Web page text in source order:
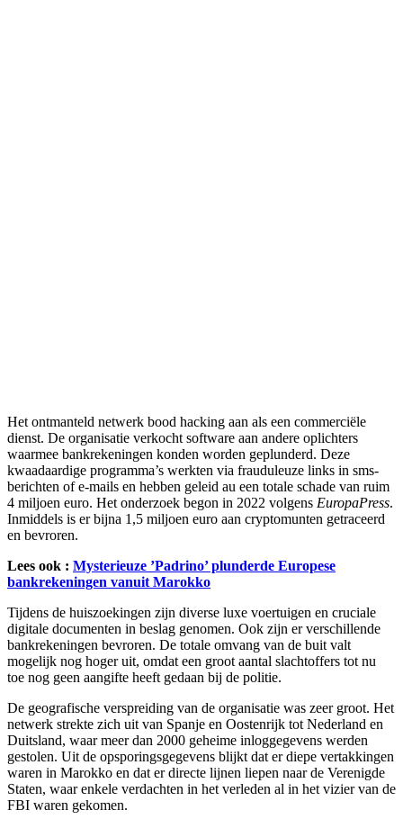
Het ontmanteld netwerk bood hacking aan als een commerciële
dienst. De organisatie verkocht software aan andere oplichters
waarmee bankrekeningen konden worden geplunderd. Deze
kwaadaardige programma’s werkten via frauduleuze links in sms-
berichten of e-mails en hebben geleid au een totale schade van ruim
4 miljoen euro. Het onderzoek begon in 2022 volgens EuropaPress.
Inmiddels is er bijna 1,5 miljoen euro aan cryptomunten getraceerd
en bevroren.
Lees ook : Mysterieuze ’Padrino’ plunderde Europese
bankrekeningen vanuit Marokko
Tijdens de huiszoekingen zijn diverse luxe voertuigen en cruciale
digitale documenten in beslag genomen. Ook zijn er verschillende
bankrekeningen bevroren. De totale omvang van de buit valt
mogelijk nog hoger uit, omdat een groot aantal slachtoffers tot nu
toe nog geen aangifte heeft gedaan bij de politie.
De geografische verspreiding van de organisatie was zeer groot. Het
netwerk strekte zich uit van Spanje en Oostenrijk tot Nederland en
Duitsland, waar meer dan 2000 geheime inloggegevens werden
gestolen. Uit de opsporingsgegevens blijkt dat er diepe vertakkingen
waren in Marokko en dat er directe lijnen liepen naar de Verenigde
Staten, waar enkele verdachten in het verleden al in het vizier van de
FBI waren gekomen.